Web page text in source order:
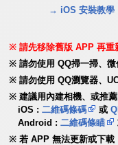
→ iOS 安裝教學
請先移除舊版 APP 再重
請勿使用 QQ掃一掃、
請勿使用 QQ瀏覽器、
建議用內建相機、或推
iOS :二維碼條碼 或
Android :二維碼條瞄
若 APP 無法更新或下載